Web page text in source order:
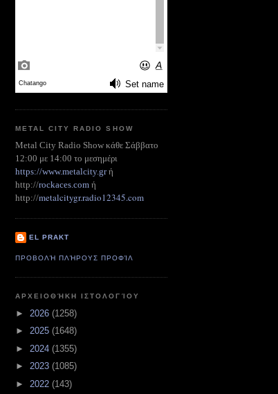
METAL CITY RADIO SHOW
Metal City Radio Show κάθε Σάββατο
12:00 με 14:00 το μεσημέρι
https://www.metalcity.grή
http://rockaces.com ή
http://metalcitygr.radio12345.com
EL PRAKT
ΠΡΟΒΟΛΉ ΠΛΉΡΟΥΣ ΠΡΟΦΊΛ
ΑΡΧΕΙΟΘΉΚΗ ΙΣΤΟΛΟΓΊΟΥ
► 2026 (1258)
► 2025 (1648)
► 2024 (1355)
► 2023 (1085)
► 2022 (143)